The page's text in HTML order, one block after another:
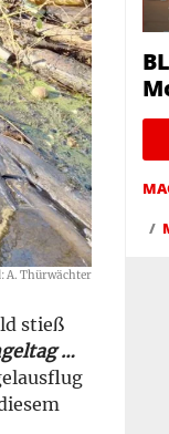
A. Thürwächter
stieß
…